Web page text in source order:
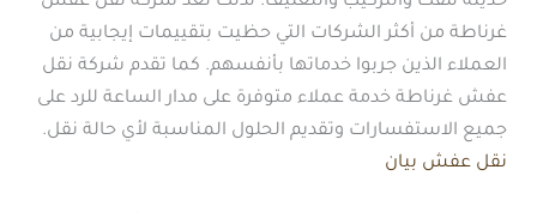
غرناطة من أكثر الشركات التي حظيت بتقييمات إيجابية من
العملاء الذين جربوا خدماتها بأنفسهم. كما تقدم شركة نقل
عفش غرناطة خدمة عملاء متوفرة على مدار الساعة للرد على
جميع الاستفسارات وتقديم الحلول المناسبة لأي حالة نقل.
نقل عفش بيان